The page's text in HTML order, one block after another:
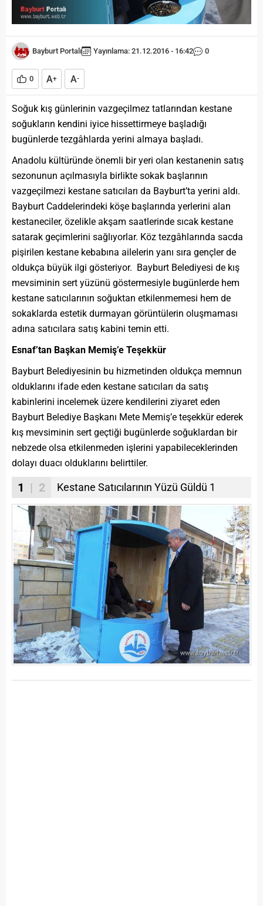
Bayburt Portalı Yayınlama: 21.12.2016 - 16:42 0
0 A+ A-
Soğuk kış günlerinin vazgeçilmez tatlarından kestane
soğukların kendini iyice hissettirmeye başladığı
bugünlerde tezgâhlarda yerini almaya başladı.
Anadolu kültüründe önemli bir yeri olan kestanenin satış
sezonunun açılmasıyla birlikte sokak başlarının
vazgeçilmezi kestane satıcıları da Bayburt’ta yerini aldı.
Bayburt Caddelerindeki köşe başlarında yerlerini alan
kestaneciler, özelikle akşam saatlerinde sıcak kestane
satarak geçimlerini sağlıyorlar. Köz tezgâhlarında sacda
pişirilen kestane kebabına ailelerin yanı sıra gençler de
oldukça büyük ilgi gösteriyor. Bayburt Belediyesi de kış
mevsiminin sert yüzünü göstermesiyle bugünlerde hem
kestane satıcılarının soğuktan etkilenmemesi hem de
sokaklarda estetik durmayan görüntülerin oluşmaması
adına satıcılara satış kabini temin etti.
Esnaf’tan Başkan Memiş’e Teşekkür
Bayburt Belediyesinin bu hizmetinden oldukça memnun
olduklarını ifade eden kestane satıcıları da satış
kabinlerini incelemek üzere kendilerini ziyaret eden
Bayburt Belediye Başkanı Mete Memiş’e teşekkür ederek
kış mevsiminin sert geçtiği bugünlerde soğuklardan bir
nebzede olsa etkilenmeden işlerini yapabileceklerinden
dolayı duacı olduklarını belirttiler.
1 | 2 Kestane Satıcılarının Yüzü Güldü 1